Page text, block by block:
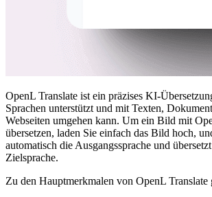
OpenL Translate ist ein präzises KI-
Sprachen unterstützt und mit Texten,
Webseiten umgehen kann. Um ein Bild mit
übersetzen, laden Sie einfach das Bild hoch,
automatisch die Ausgangssprache und
Zielsprache.
Zu den Hauptmerkmalen von OpenL Translate